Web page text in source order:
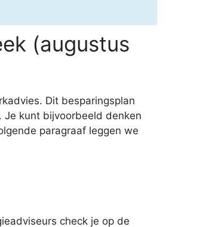
(augustus
Dit besparingsplan
kunt bijvoorbeeld denken
paragraaf leggen we
check je op de